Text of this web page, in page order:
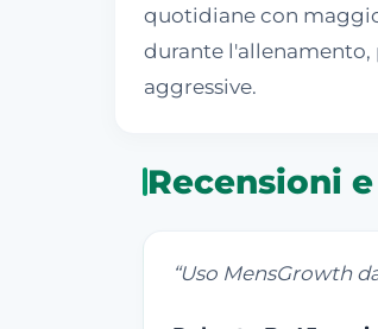
quotidiane con
durante l'allenamento,
aggressive.
Recensioni
“Uso MensGrowth